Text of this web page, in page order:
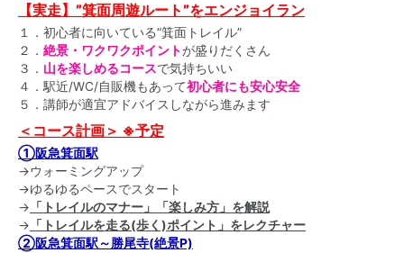
【実走】”箕面周遊ルート”をエンジョイラン
１．初心者に向いている”箕面トレイル”
２． 絶景・ワクワクポイントが盛りだくさん
３． 山を楽しめるコースで気持ちいい
４．駅近/WC/自販機もあって初心者にも安心安全
５．講師が適宜アドバイスしながら進みます
＜コース計画＞ ※予定
①阪急箕面駅
→ウォーミングアップ
→ゆるゆるペースでスタート
→ 「トレイルのマナー」「楽しみ方」を解説
→ 「トレイルを走る(歩く)ポイント」をレクチャー
②阪急箕面駅～勝尾寺(絶景P)